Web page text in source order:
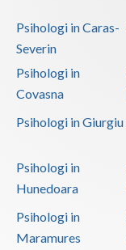
Psihologi in Caras-
Severin
Psihologi in
Covasna
Psihologi in Giurgiu
Psihologi in
Hunedoara
Psihologi in
Maramures